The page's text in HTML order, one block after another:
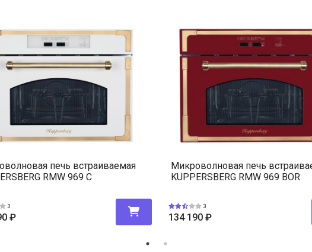
печь встраиваемая
RMW 969 C
3
₽
Микроволновая печь
KUPPERSBERG RMW 969 BOR
3
134 190 ₽